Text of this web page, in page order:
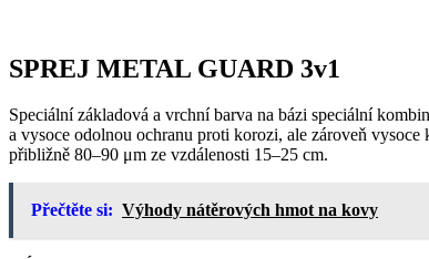
SPREJ METAL GUARD 3v1
Speciální základová a vrchní barva na bázi speciální
a vysoce odolnou ochranu proti korozi, ale zároveň
přibližně 80–90 μm ze vzdálenosti 15–25 cm.
Přečtěte si: Výhody nátěrových hmot na kovy